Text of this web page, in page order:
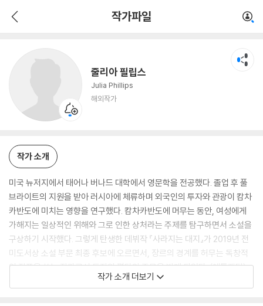
작가파일
줄리아 필립스
Julia Phillips
해외작가
작가 소개
미국 뉴저지에서 태어나 버나드 대학에서 영문학을 전공했다. 졸업 후 풀
브라이트의 지원을 받아 러시아에 체류하며 외국인의 투자와 관광이 캄차
카반도에 미치는 영향을 연구했다. 캄차카반도에 머무는 동안, 여성에게
가해지는 일상적인 위해와 그로 인한 상처라는 주제를 탐구하면서 소설을
구상하기 시작했다. 그렇게 탄생한 데뷔작 『사라지는 대지』가 2019년 전
미도서상 소설 부문 최종 후보에 오르면서, 장르의 경계를 허무는 독창적
인 작품을 쓰는 작가로서 독자와 평단의 주목을 받게 되었다. 〈애틀랜틱〉,
〈글리머트레인〉, 〈슬레이트〉, 〈모스크바타임스〉 등에 글을 쓰고 있으며, 현
작가 소개 더보기